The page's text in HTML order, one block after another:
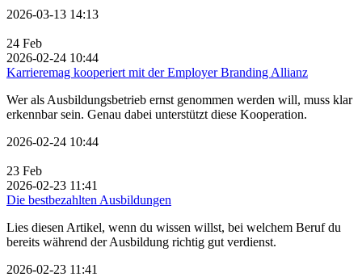
2026-03-13 14:13
24 Feb
2026-02-24 10:44
Karrieremag kooperiert mit der Employer Branding Allianz
Wer als Ausbildungsbetrieb ernst genommen werden will, muss klar
erkennbar sein. Genau dabei unterstützt diese Kooperation.
2026-02-24 10:44
23 Feb
2026-02-23 11:41
Die bestbezahlten Ausbildungen
Lies diesen Artikel, wenn du wissen willst, bei welchem Beruf du
bereits während der Ausbildung richtig gut verdienst.
2026-02-23 11:41